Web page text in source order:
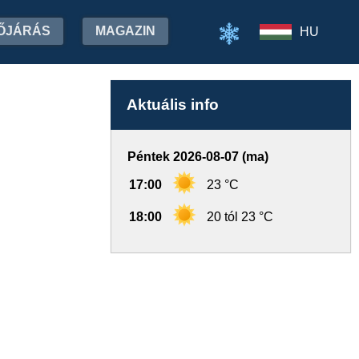
MAGAZIN HU
Aktuális info
Péntek 2026-08-07 (ma)
17:00 23 °C
18:00 20 tól 23 °C